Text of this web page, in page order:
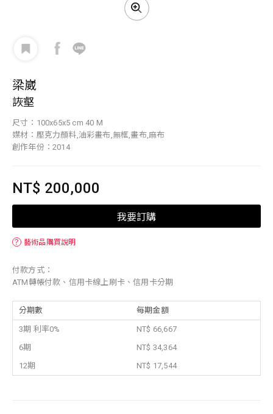
梁崴
詼壑
尺寸：100x65x5 cm 40 M
媒材：壓克力顏料,油彩畫布,無框,畫布,麻布
創作年份：2014
NT$ 200,000
我要訂購
？ 藝術品購買說明
付款方式：
ATM轉帳付款、信用卡線上刷卡、信用卡分期
分期數 每期金額
3期 利率0%
NT$ 66,667
6期
NT$ 34,364
12期
NT$ 17,544